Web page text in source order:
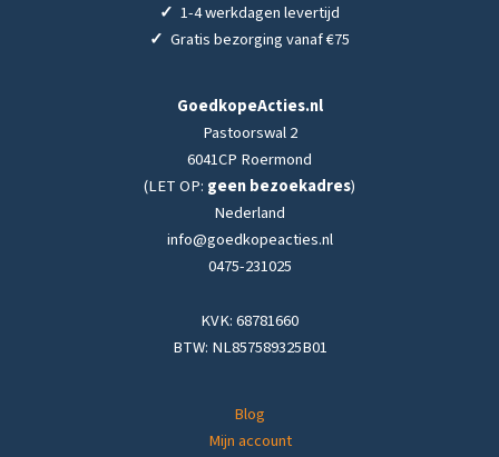
✓ 1-4 werkdagen levertijd
✓ Gratis bezorging vanaf €75
GoedkopeActies.nl
Pastoorswal 2
6041CP Roermond
(LET OP: geen bezoekadres)
Nederland
info@goedkopeacties.nl
0475-231025
KVK: 68781660
BTW: NL857589325B01
Blog
Mijn account